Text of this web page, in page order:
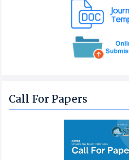
Call For Papers